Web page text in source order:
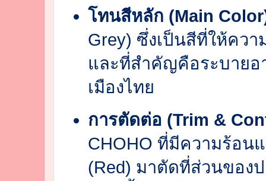
โทนสีหลัก (Main
Grey) ซึ่งเป็นสีที่ให้คว
และที่สำคัญคือระบายอ
เมืองไทย
การตัดต่อ (Trim &
CHOHO ที่มีความร้อน
(Red) มาตัดที่ส่วนของ